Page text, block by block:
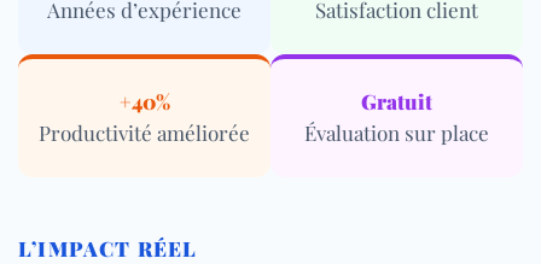
Années d’expérience
Satisfaction client
+40%
Productivité améliorée
Gratuit
Évaluation sur place
L’IMPACT RÉEL